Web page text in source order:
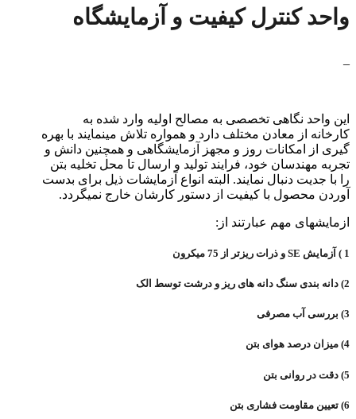
واحد کنترل کیفیت و آزمایشگاه
این واحد نگاهی تخصصی به مصالح اولیه وارد شده به
کارخانه از معادن مختلف دارد و همواره تلاش مینمایند با بهره
گیری از امکانات روز و مجهز آزمایشگاهی و همچنین دانش و
تجربه مهندسان خود، فرایند تولید و ارسال تا محل تخلیه بتن
را با جدیت دنبال نمایند. البته انواع آزمایشات ذیل برای بدست
آوردن محصول با کیفیت از دستور کارشان خارج نمیگردد.
ازمایشهای مهم عبارتند از:
1 ) آزمایش SE و ذرات ریزتر از 75 میکرون
2) دانه بندی سنگ دانه های ریز و درشت توسط الک
3) بررسی آب مصرفی
4) میزان درصد هوای بتن
5) دقت در روانی بتن
6) تعیین مقاومت فشاری بتن